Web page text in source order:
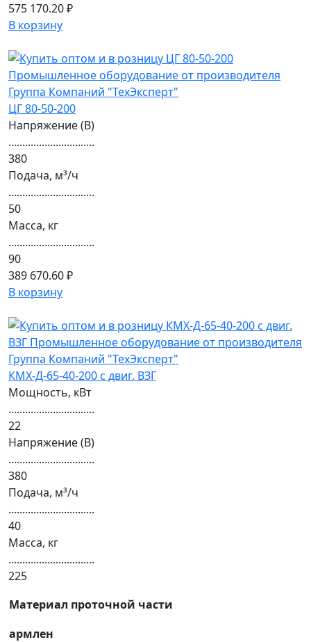
575 170.20 ₽
В корзину
ЦГ 80-50-200
Напряжение (В)
...............................
380
Подача, м³/ч
...............................
50
Масса, кг
...............................
90
389 670.60 ₽
В корзину
КМХ-Д-65-40-200 с двиг. ВЗГ
Мощность, кВт
...............................
22
Напряжение (В)
...............................
380
Подача, м³/ч
...............................
40
Масса, кг
...............................
225
Материал проточной части
армлен